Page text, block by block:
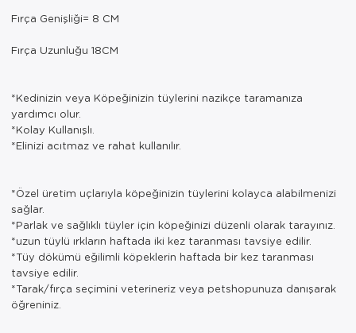
Fırça Genişliği= 8 CM
Fırça Uzunluğu 18CM
*Kedinizin veya Köpeğinizin tüylerini nazikçe taramanıza
yardımcı olur.
*Kolay Kullanışlı.
*Elinizi acıtmaz ve rahat kullanılır.
*Özel üretim uçlarıyla köpeğinizin tüylerini kolayca alabilmenizi
sağlar.
*Parlak ve sağlıklı tüyler için köpeğinizi düzenli olarak tarayınız.
*uzun tüylü ırkların haftada iki kez taranması tavsiye edilir.
*Tüy dökümü eğilimli köpeklerin haftada bir kez taranması
tavsiye edilir.
*Tarak/fırça seçimini veterineriz veya petshopunuza danışarak
öğreniniz.